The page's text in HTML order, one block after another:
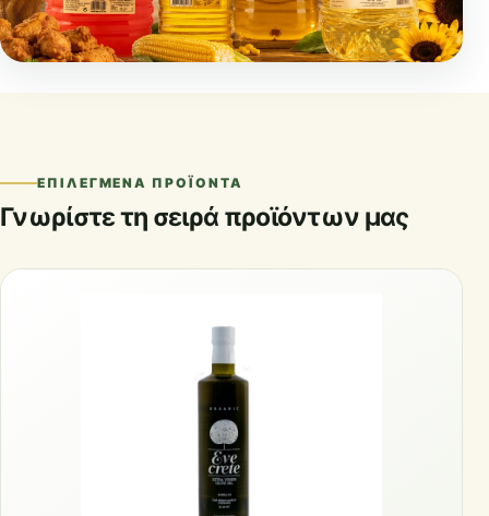
ΕΠΙΛΕΓΜΈΝΑ ΠΡΟΪΌΝΤΑ
Γνωρίστε τη σειρά προϊόντων μας